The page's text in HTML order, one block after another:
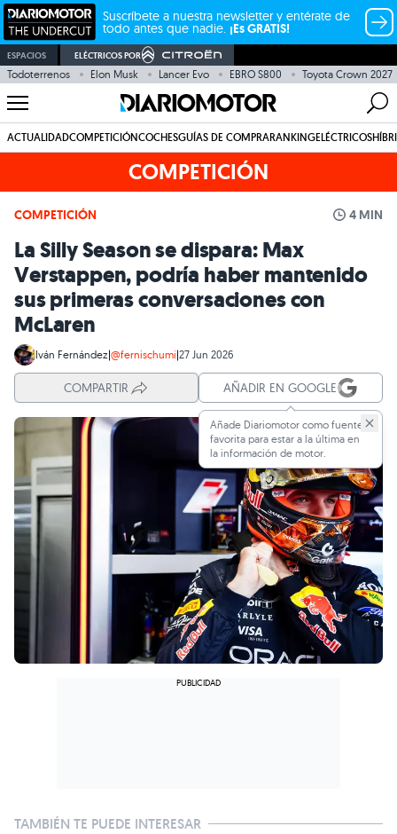
Suscríbete a nuestra newsletter y entérate de
todo antes que nadie. ¡Es GRATIS!
ESPACIOS ELÉCTRICOS POR
Todoterrenos Elon Musk Lancer Evo EBRO S800 Toyota Crown 2027
ACTUALIDADCOMPETICIÓNCOCHESGUÍAS DE COMPRARANKINGELÉCTRICOS
COMPETICIÓN
COMPETICIÓN 4 MIN
La Silly Season se dispara: Max
Verstappen, podría haber mantenido
sus primeras conversaciones con
McLaren
Iván Fernández|@fernischumi|27 Jun 2026
COMPARTIR AÑADIR EN GOOGLE
Añade Diariomotor como fuente
favorita para estar a la última en
la información de motor.
TAMBIÉN TE PUEDE INTERESAR